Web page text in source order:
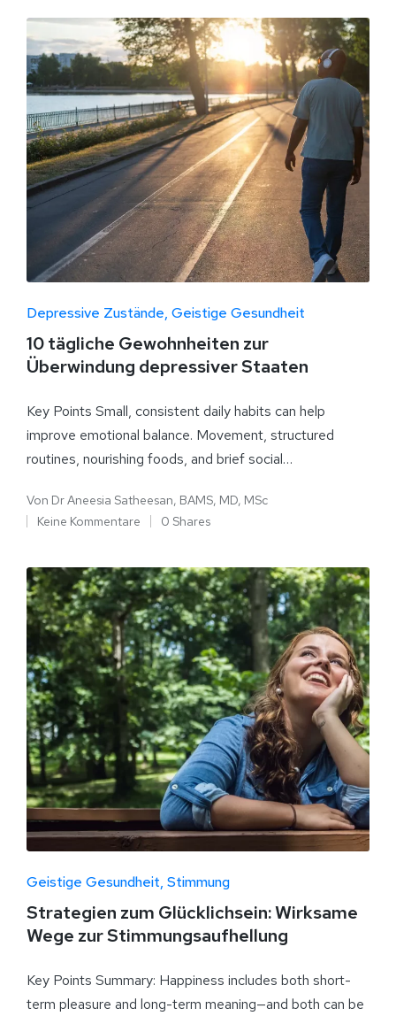
Depressive Zustände Geistige Gesundheit
10 tägliche Gewohnheiten zur
Überwindung depressiver Staaten
Key Points Small, consistent daily habits can help
improve emotional balance. Movement, structured
routines, nourishing foods, and brief social…
Von Dr Aneesia Satheesan, BAMS, MD, MSc
Keine Kommentare
0 Shares
Geistige Gesundheit Stimmung
Strategien zum Glücklichsein: Wirksame
Wege zur Stimmungsaufhellung
Key Points Summary: Happiness includes both short-
term pleasure and long-term meaning—and both can be